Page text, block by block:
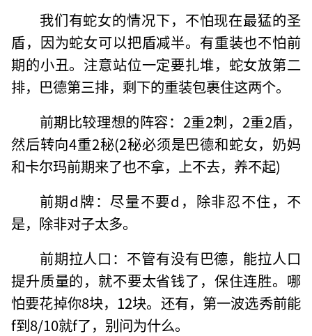
我们有蛇女的情况下，不怕现在最猛的圣
盾，因为蛇女可以把盾减半。有重装也不怕前
期的小丑。注意站位一定要扎堆，蛇女放第二
排，巴德第三排，剩下的重装包裹住这两个。
前期比较理想的阵容：2重2刺，2重2盾，
然后转向4重2秘(2秘必须是巴德和蛇女，奶妈
和卡尔玛前期来了也不拿，上不去，养不起)
前期d牌：尽量不要d，除非忍不住，不
是，除非对子太多。
前期拉人口：不管有没有巴德，能拉人口
提升质量的，就不要太省钱了，保住连胜。哪
怕要花掉你8块，12块。还有，第一波选秀前能
f到8/10就f了，别问为什么。